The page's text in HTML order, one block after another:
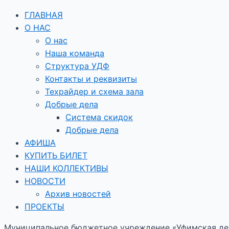
ГЛАВНАЯ
О НАС
О нас
Наша команда
Структура УДФ
Контакты и реквизиты
Техрайдер и схема зала
Добрые дела
Система скидок
Добрые дела
АФИША
КУПИТЬ БИЛЕТ
НАШИ КОЛЛЕКТИВЫ
НОВОСТИ
Архив новостей
ПРОЕКТЫ